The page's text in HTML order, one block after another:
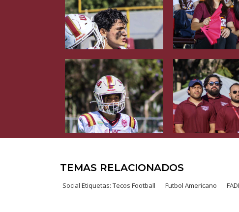
TEMAS RELACIONADOS
Social Etiquetas: Tecos Football Futbol Americano